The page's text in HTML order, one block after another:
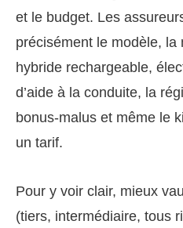
et le budget. Les
précisément le modèle, la
hybride rechargeable,
d’aide à la conduite, la
bonus-malus et même le
un tarif.
Pour y voir clair, mieux
(tiers, intermédiaire, tous